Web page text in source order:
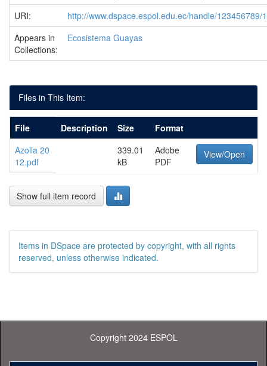
URI:
http://www.dspace.espol.edu.ec/handle/123456789/
Appears in
Collections:
Ecosistema Guayas
Files in This Item:
File Description Size
Format
Azolla 20
12.pdf
339.01
kB
Adobe
PDF
View/Open
Show full item record
Items in DSpace are protected by copyright, with all rights
reserved, unless otherwise indicated.
Copyright 2024 ESPOL